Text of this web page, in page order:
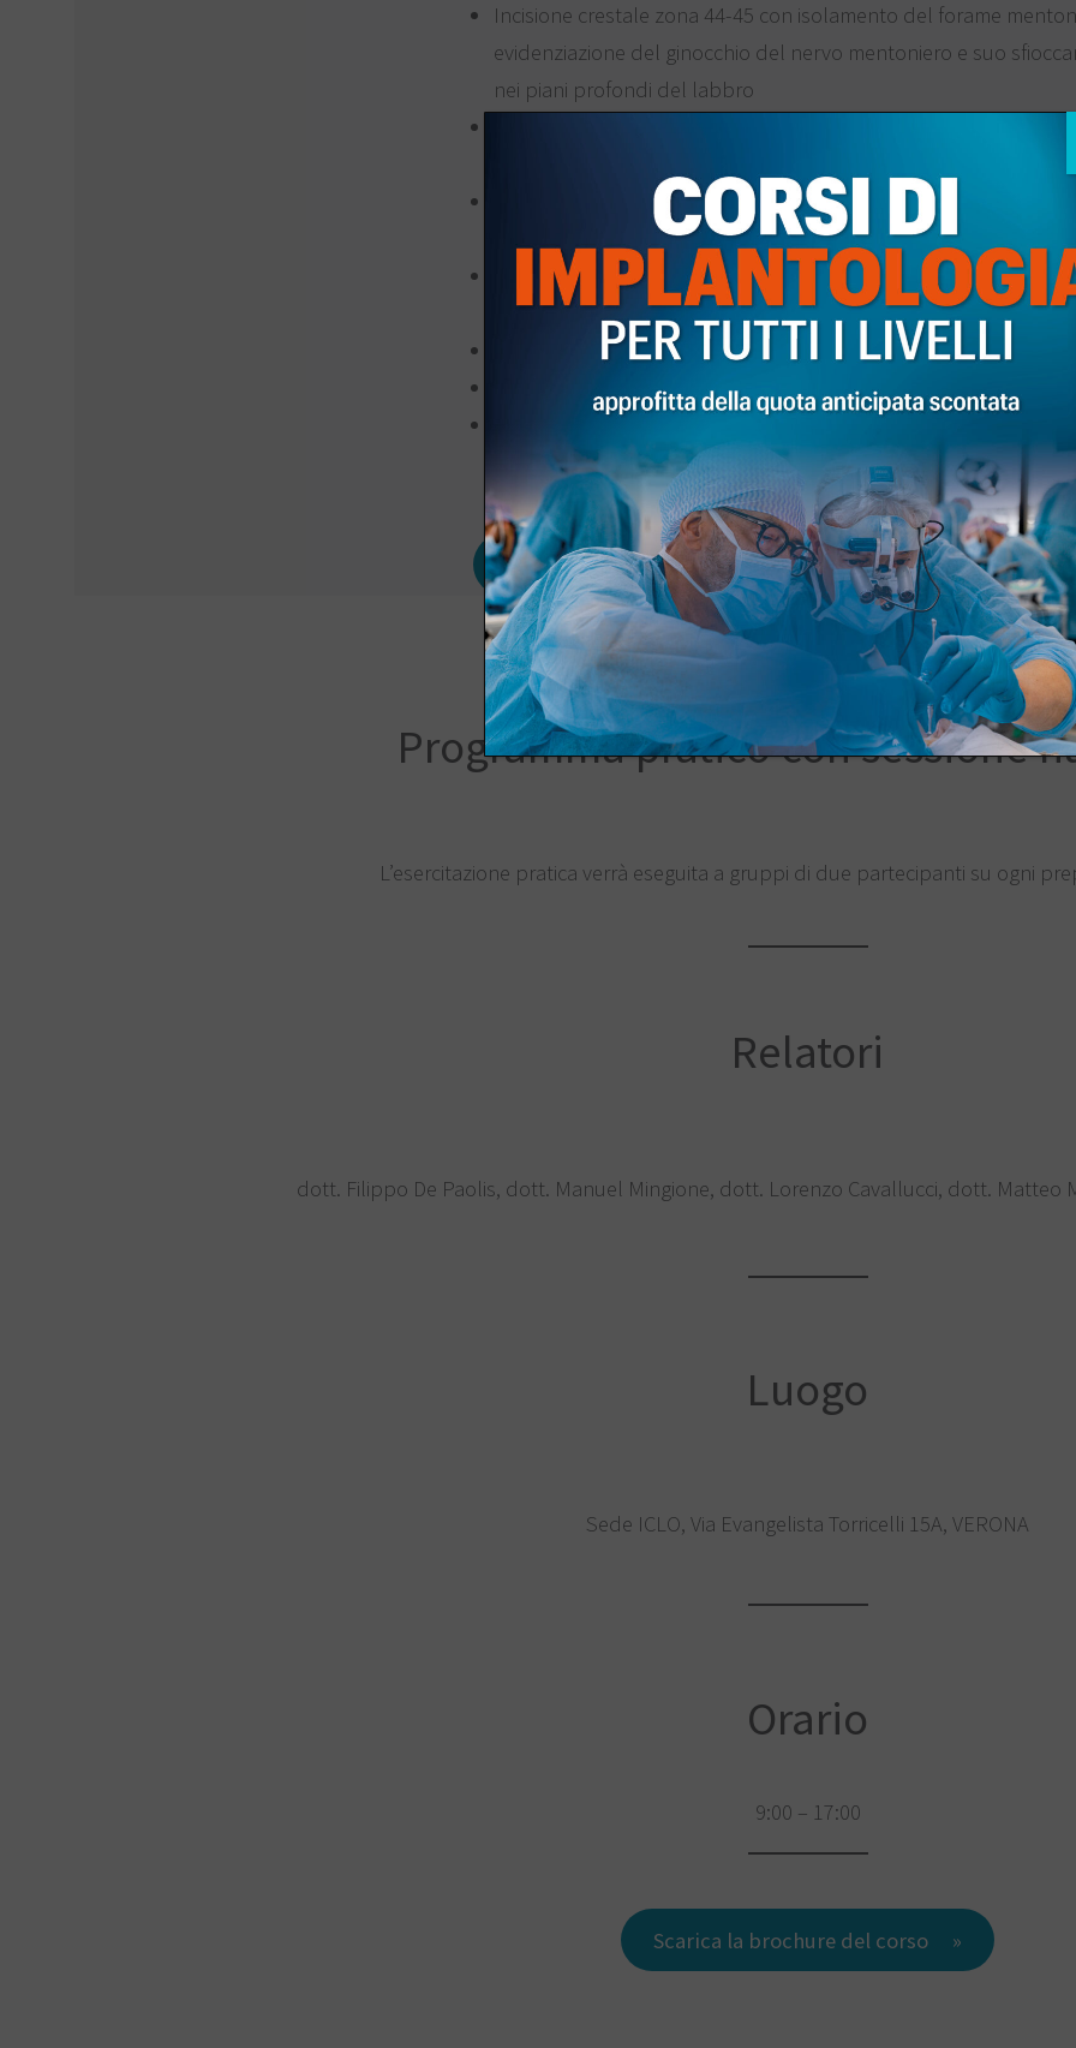
Incisione crestale zona 44-45 con isolamento del forame
evidenziazione del ginocchio del nervo mentoniero e suo
nei piani profondi del labbro
Anatomia del mascellare superiore con evidenziazione del
palatino maggiore e dei seni mascellari
Posizionamento di impianti trans-sinusali con procedura di
seno
Posizionamento di impianti pterigoidei
Posizionamento di impianti zigomatici (su richiesta)
Chirurgia rigenerativa con prelievo di osso autologo dal ramo
mandibolare
Iscriviti al corso
Programma pratico con sessione
L’esercitazione pratica verrà eseguita a gruppi di due partecipanti su ogni
Relatori
dott. Filippo De Paolis, dott. Manuel Mingione, dott. Lorenzo Cavallucci, dott. Matteo
Luogo
Sede ICLO, Via Evangelista Torricelli 15A, VERONA
Orario
9:00 – 17:00
Scarica la brochure del corso